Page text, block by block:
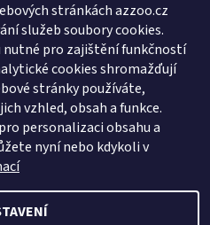
k této položce.
k této položce.
| Heureka.cz
stránkách azzoo.cz
služeb soubory cookies.
nutné pro zajištění funkčností
cookies shromažďují
stránky používáte,
vzhled, obsah a funkce.
personalizaci obsahu a
nyní nebo kdykoli v